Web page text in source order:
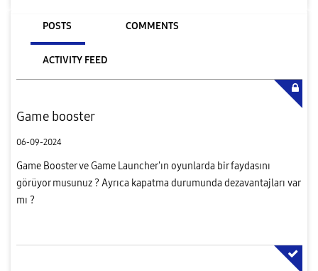
POSTS COMMENTS
ACTIVITY FEED
Game booster
06-09-2024
Game Booster ve Game Launcher'ın oyunlarda bir faydasını
görüyor musunuz ? Ayrıca kapatma durumunda dezavantajları var
mı ?